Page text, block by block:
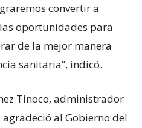
convertir a
oportunidades para
de la mejor manera
sanitaria”, indicó.
Tinoco, administrador
al Gobierno del